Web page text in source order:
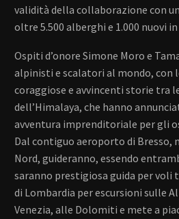
validità della collaborazione con
oltre 5.500 alberghi e 1.000 nuovi
Ospiti d’onore Simone Moro e
alpinisti e scalatori al mondo, con
coraggiose e avvincenti storie tra
dell’Himalaya, che hanno
avventura imprenditoriale per gli
Dal contiguo aeroporto di Bresso,
Nord, guideranno, essendo
saranno prestigiosa guida per voli
di Lombardia per escursioni sulle
Venezia, alle Dolomiti e mete a